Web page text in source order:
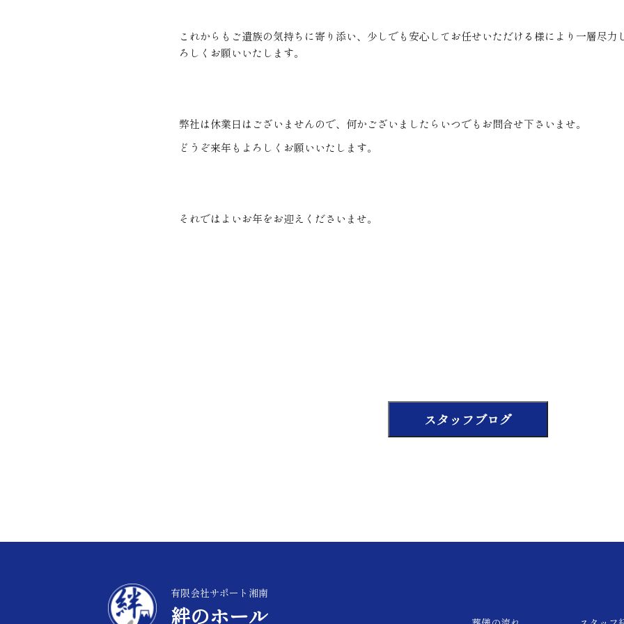
これからもご遺族の気持ちに寄り添い、少しでも安心してお任せいただける様により一層尽力
ろしくお願いいたします。
弊社は休業日はございませんので、何かございましたらいつでもお問合せ下さいませ。
どうぞ来年もよろしくお願いいたします。
それではよいお年をお迎えくださいませ。
スタッフブログ
有限会社サポート湘南
絆のホール